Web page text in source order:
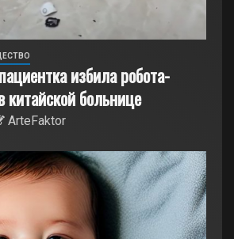
избила робота-
китайской больнице
ArteFaktor